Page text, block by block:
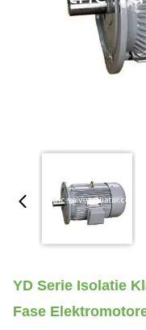
YD Serie Isolatie
Fase